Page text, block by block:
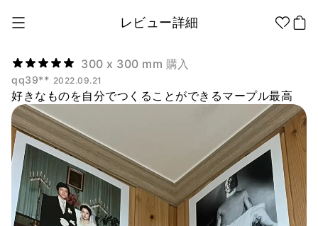
300 x 300 mm 購入
qq39** 2022.09.21
好きなものを自分でつくることができるマープル最高
レビュー詳細
1個から制作
販促品/
グッズ作りの
ノウハウ
アパレル
ファッション小物
ファングッズ
アパレル カテゴリー
全商品 Tシャツ シャツ